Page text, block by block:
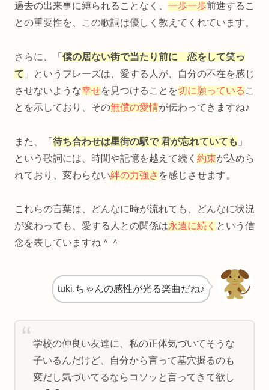
過去の出来事に縛られることなく、 一歩一歩前進するこ
との重要性を、この歌詞は優しく教えてくれています。
さらに、「 僕の居ない街で当たり前に 恋をして笑っ
て 」というフレーズは、愛する人が、自分の不在を感じ
させないような幸せを見つけることを切に願っている こ
とを示しており、その無償の愛情が伝わってきますね♪
また、「 待ち合わせは星街の駅で 君が忘れていても 」
という歌詞には、時間や記憶を越えて続く 約束が込めら
れており、変わらない絆の力強さ を感じさせます。
これらの言葉は、どんなに時が流れても、どんなに状況
が変わっても、愛する人との関係は永遠に続く という信
念を表していますね＾＾
tuki.ちゃんの感性が光る楽曲だね♪
学校の仲良い友達に、私の正体気づいてそうな
子いるんだけど、自分から言って墓穴掘るのも
変だし気づいてるならコソッと言ってきて欲し